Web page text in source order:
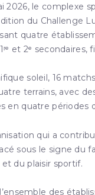
2026, le complexe
du Challenge
quatre
et 2ᵉ secondaires,
soleil, 16
terrains, avec
en quatre périodes
qui a
sous le signe du
du plaisir sportif.
des